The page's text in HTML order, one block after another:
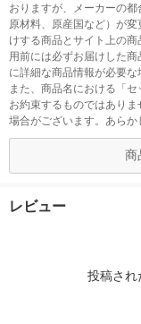
おりますが、メーカーの都
原材料、原産国など）が
けする商品とサイト上の
用前には必ずお届けした
に詳細な商品情報が必要な
また、商品名における「
お約束するものではあり
場合がございます。あらか
商
レビュー
投稿され